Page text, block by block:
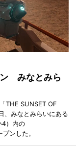
ン みなとみら
THE SUNSET OF
、みなとみらいにある
4）内の
ンした。